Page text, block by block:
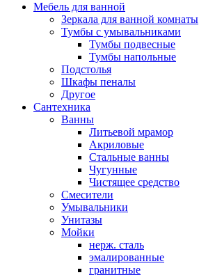
Мебель для ванной
Зеркала для ванной комнаты
Тумбы с умывальниками
Тумбы подвесные
Тумбы напольные
Подстолья
Шкафы пеналы
Другое
Сантехника
Ванны
Литьевой мрамор
Акриловые
Стальные ванны
Чугунные
Чистящее средство
Смесители
Умывальники
Унитазы
Мойки
нерж. сталь
эмалированные
гранитные